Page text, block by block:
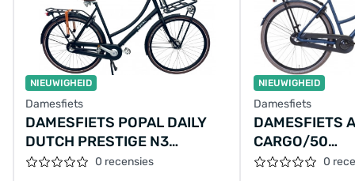
NIEUWIGHEID
Damesfiets
DAMESFIETS POPAL DAILY
DUTCH PRESTIGE N3
28"/59/MAT0 recensies
NIEUWIGHEID
Damesfiets
DAMESFIETS
CARGO/50
CM/
0